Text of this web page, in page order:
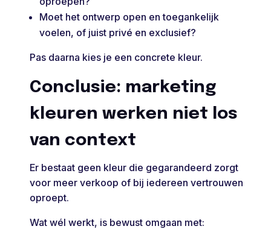
Moet het ontwerp open en toegankelijk
voelen, of juist privé en exclusief?
Pas daarna kies je een concrete kleur.
Conclusie: marketing
kleuren werken niet los
van context
Er bestaat geen kleur die gegarandeerd zorgt
voor meer verkoop of bij iedereen vertrouwen
oproept.
Wat wél werkt, is bewust omgaan met: